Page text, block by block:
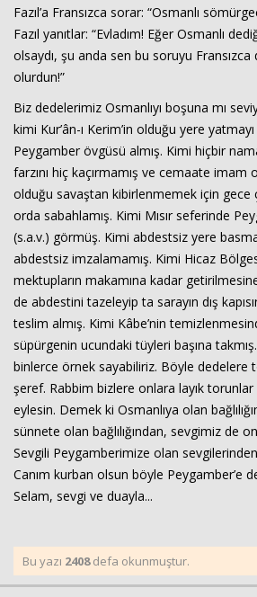
Fazıl’a Fransızca sorar: “Osmanlı
Fazıl yanıtlar: “Evladım! Eğer Osmanlı
olsaydı, şu anda sen bu soruyu
olurdun!”
Biz dedelerimiz Osmanlıyı boşuna mı
kimi Kur’ân-ı Kerim’in olduğu yere yatmayı
Peygamber övgüsü almış. Kimi hiçbir
farzını hiç kaçırmamış ve cemaate imam
olduğu savaştan kibirlenmemek için gece
orda sabahlamış. Kimi Mısır seferinde
(s.a.v.) görmüş. Kimi abdestsiz yere
abdestsiz imzalamamış. Kimi Hicaz
mektupların makamına kadar
de abdestini tazeleyip ta sarayın dış
teslim almış. Kimi Kâbe’nin
süpürgenin ucundaki tüyleri başına
binlerce örnek sayabiliriz. Böyle dedelere
şeref. Rabbim bizlere onlara layık
eylesin. Demek ki Osmanlıya olan
sünnete olan bağlılığından, sevgimiz de
Sevgili Peygamberimize olan
Canım kurban olsun böyle Peygamber’e
Selam, sevgi ve duayla...
Bu yazı 2408defa okunmuştur.